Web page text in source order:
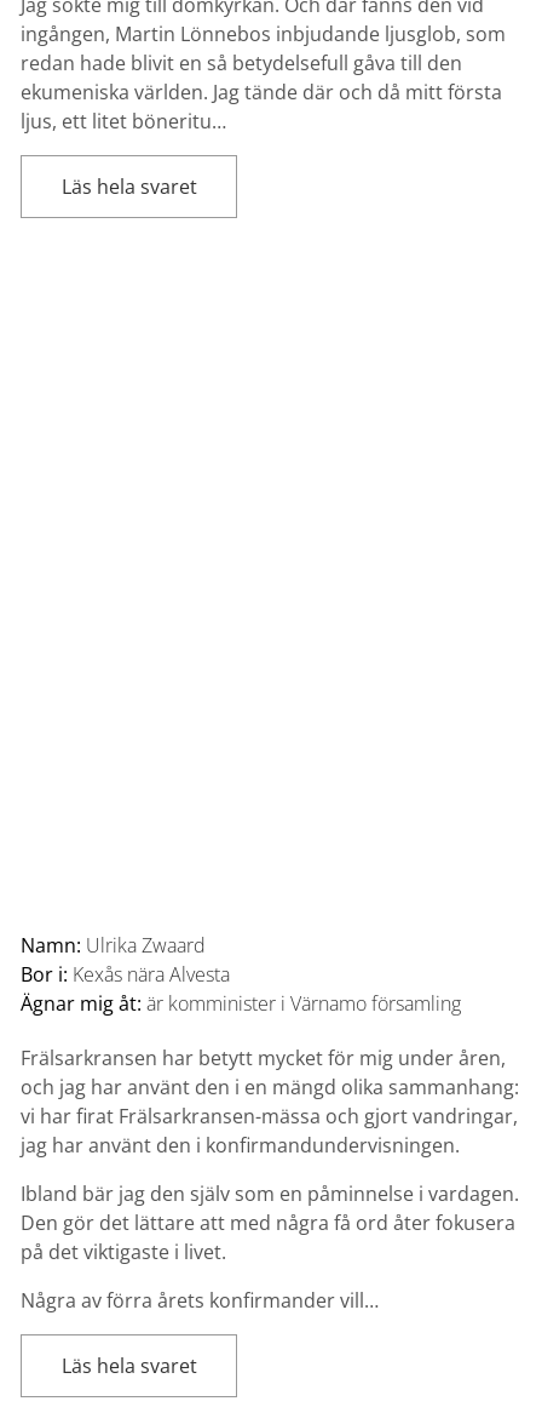
ingången, Martin Lönnebos inbjudande ljusglob, som
redan hade blivit en så betydelsefull gåva till den
ekumeniska världen. Jag tände där och då mitt första
ljus, ett litet böneritu…
Läs hela svaret
Namn: Ulrika Zwaard
Bor i: Kexås nära Alvesta
Ägnar mig åt:är komminister i Värnamo församling
Frälsarkransen har betytt mycket för mig under åren,
och jag har använt den i en mängd olika sammanhang:
vi har firat Frälsarkransen-mässa och gjort vandringar,
jag har använt den i konfirmandundervisningen.
Ibland bär jag den själv som en påminnelse i vardagen.
Den gör det lättare att med några få ord åter fokusera
på det viktigaste i livet.
Några av förra årets konfirmander vill…
Läs hela svaret